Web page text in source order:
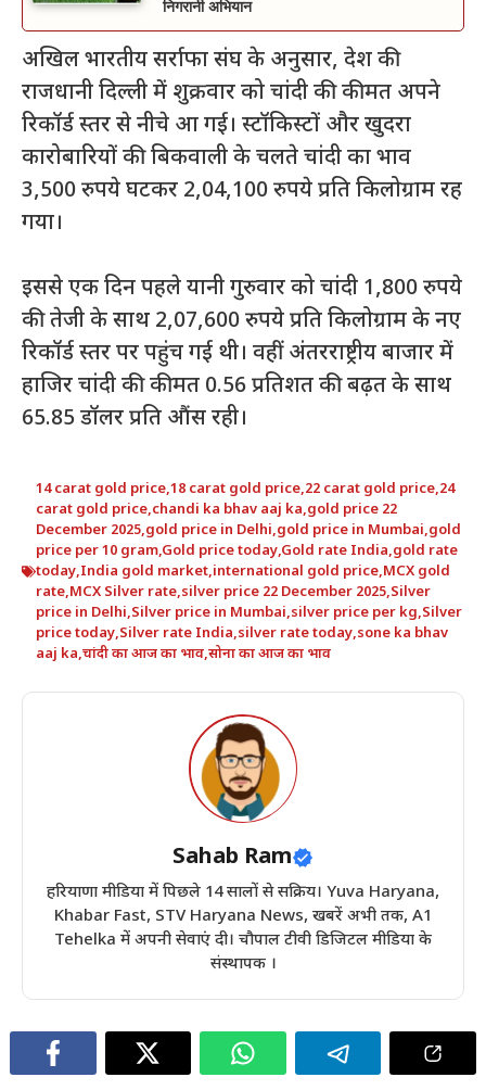
निगरानी अभियान
अखिल भारतीय सर्राफा संघ के अनुसार, देश की
राजधानी दिल्ली में शुक्रवार को चांदी की कीमत अपने
रिकॉर्ड स्तर से नीचे आ गई। स्टॉकिस्टों और खुदरा
कारोबारियों की बिकवाली के चलते चांदी का भाव
3,500 रुपये घटकर 2,04,100 रुपये प्रति किलोग्राम रह
गया।
इससे एक दिन पहले यानी गुरुवार को चांदी 1,800 रुपये
की तेजी के साथ 2,07,600 रुपये प्रति किलोग्राम के नए
रिकॉर्ड स्तर पर पहुंच गई थी। वहीं अंतरराष्ट्रीय बाजार में
हाजिर चांदी की कीमत 0.56 प्रतिशत की बढ़त के साथ
65.85 डॉलर प्रति औंस रही।
14 carat gold price,18 carat gold price,22 carat gold price,24
carat gold price,chandi ka bhav aaj ka,gold price 22
December 2025,gold price in Delhi,gold price in Mumbai,gold
price per 10 gram,Gold price today,Gold rate India,gold rate
today,India gold market,international gold price,MCX gold
rate,MCX Silver rate,silver price 22 December 2025,Silver
price in Delhi,Silver price in Mumbai,silver price per kg,Silver
price today,Silver rate India,silver rate today,sone ka bhav
aaj ka,चांदी का आज का भाव,सोना का आज का भाव
Sahab Ram
हरियाणा मीडिया में पिछले 14 सालों से सक्रिय। Yuva Haryana,
Khabar Fast, STV Haryana News, खबरें अभी तक, A1
Tehelka में अपनी सेवाएं दी। चौपाल टीवी डिजिटल मीडिया के
संस्थापक ।